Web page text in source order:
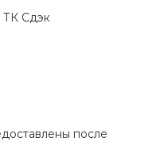
ТК Сдэк
после